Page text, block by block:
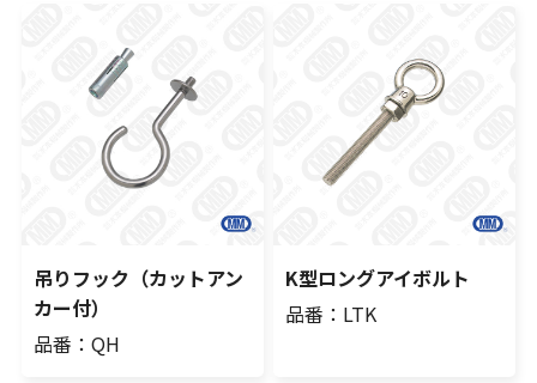
吊りフック（カットアン
カー付）
品番：QH
K型ロングアイボルト
品番：LTK